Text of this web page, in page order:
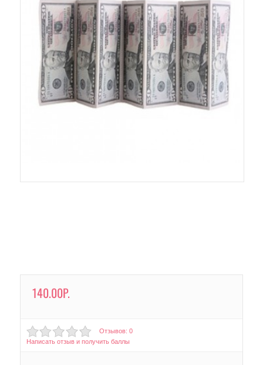
140.00Р.
Отзывов: 0
Написать отзыв и получить баллы